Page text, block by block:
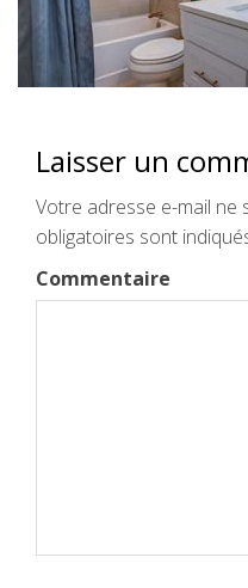
Laisser un
Votre adresse e-mail ne
obligatoires sont
Commentaire